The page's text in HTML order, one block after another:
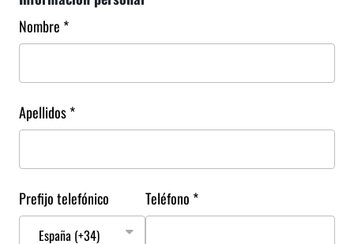
Nombre *
Apellidos *
Prefijo telefónico Teléfono *